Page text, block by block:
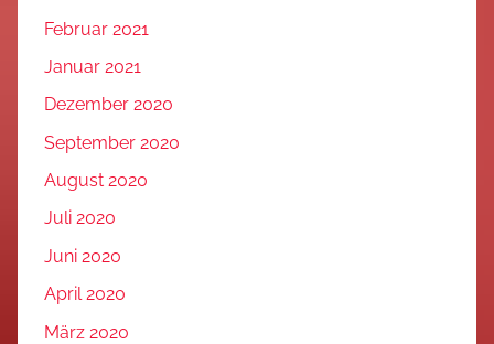
Februar 2021
Januar 2021
Dezember 2020
September 2020
August 2020
Juli 2020
Juni 2020
April 2020
März 2020